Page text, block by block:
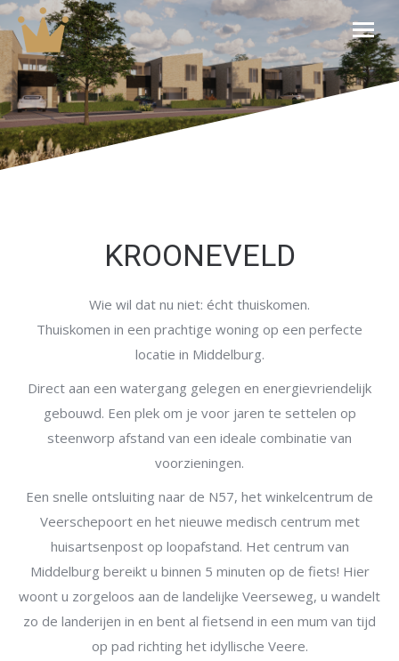
KROONEVELD
Wie wil dat nu niet: écht thuiskomen.
Thuiskomen in een prachtige woning op een perfecte
locatie in Middelburg.
Direct aan een watergang gelegen en energievriendelijk
gebouwd. Een plek om je voor jaren te settelen op
steenworp afstand van een ideale combinatie van
voorzieningen.
Een snelle ontsluiting naar de N57, het winkelcentrum de
Veerschepoort en het nieuwe medisch centrum met
huisartsenpost op loopafstand. Het centrum van
Middelburg bereikt u binnen 5 minuten op de fiets! Hier
woont u zorgeloos aan de landelijke Veerseweg, u wandelt
zo de landerijen in en bent al fietsend in een mum van tijd
op pad richting het idyllische Veere.